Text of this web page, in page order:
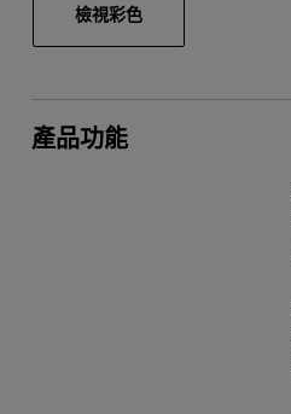
檢視彩色
產品功能